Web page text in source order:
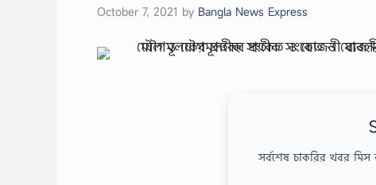
October 7, 2021 by Bangla News Express
সর্বশেষ চাকরির খবর